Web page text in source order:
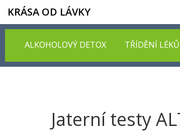
KRÁSA OD LÁVKY
ALKOHOLOVÝ DETOX TŘÍDĚNÍ LÉKŮ
Jaterní testy